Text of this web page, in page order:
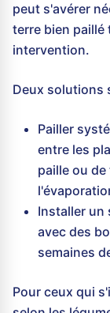
peut s'avérer
terre bien
intervention.
Deux solutions
Pailler
entre les
paille ou
Installer un
avec des
semaines
Pour ceux qui